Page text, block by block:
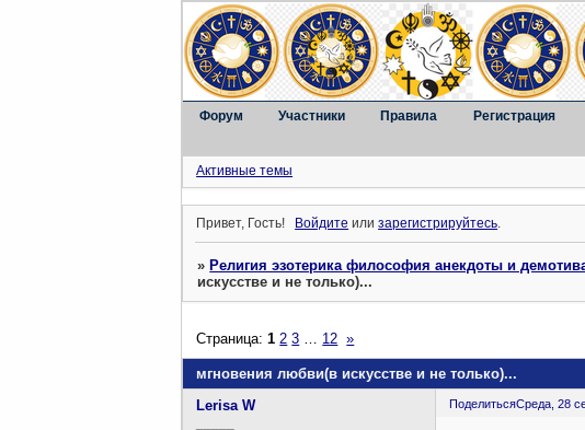
Форум Участники Правила Регистрация
Активные темы
Привет, Гость! Войдите илизарегистрируйтесь.
»Религия эзотерика философия анекдоты и
искусстве и не только)...
мгновения любви(в искусстве и не только)...
Страница:1 2 3 12 »
ПоделитьсяСреда, 28
Lerisa W